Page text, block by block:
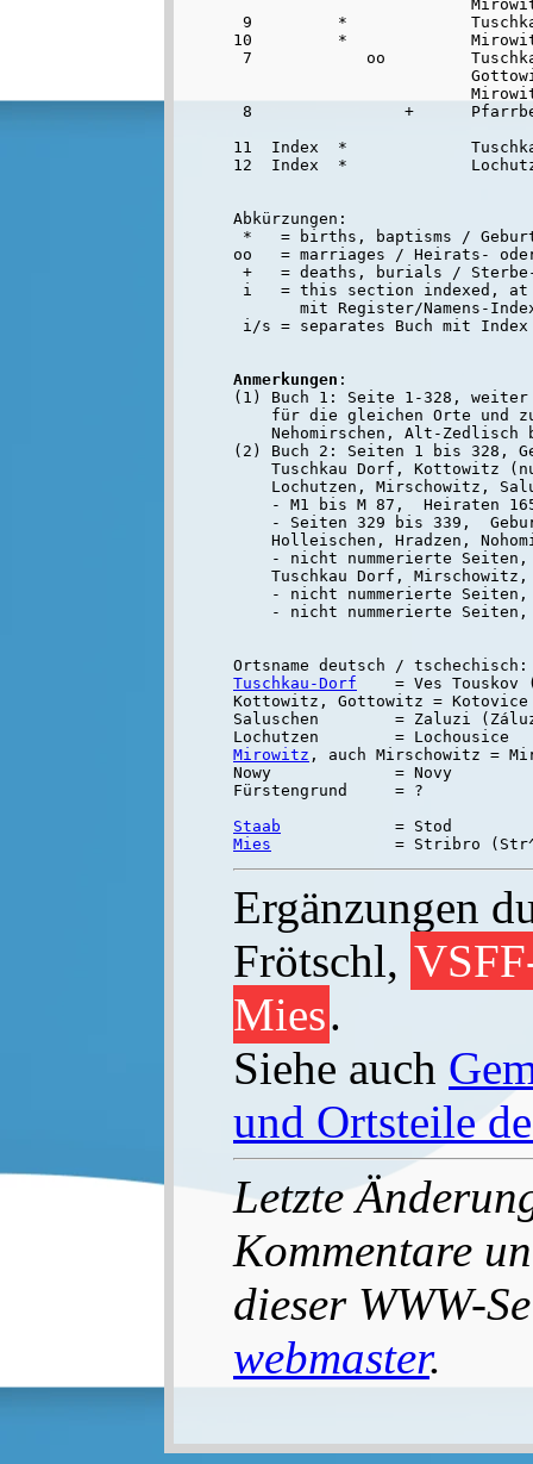
9         *
10         *
7            oo
8                +
11  Index  *
12  Index  *
Abkürzungen:
*   = births, baptisms /
oo   = marriages / Heirats-
+   = deaths, burials / Sterbe-
i   = this section indexed,
mit Register/Namens-
Anmerkungen :
(1) Buch 1: Seite 1-328, weiter
für die gleichen Orte und
Nehomirschen, Alt-Zedlisch
(2) Buch 2: Seiten 1 bis 328,
Tuschkau Dorf, Kottowitz
Lochutzen, Mirschowitz,
- M1 bis M 87,  Heiraten
- Seiten 329 bis 339,
Holleischen, Hradzen,
- nicht nummerierte
Tuschkau Dorf,
- nicht nummerierte
Tuschkau-Dorf
= Ves Touskov
Kottowitz, Gottowitz = Kotovice
Saluschen        = Zaluzi
Mirowitz , auch Mirschowitz =
Nowy             = Novy
Fürstengrund     = ?
Staab
Mies
Ergänzungen
Frötschl,
Mies.
Siehe auch
und Ortsteile
Letzte
Kommentare
dieser WWW-
webmaster.